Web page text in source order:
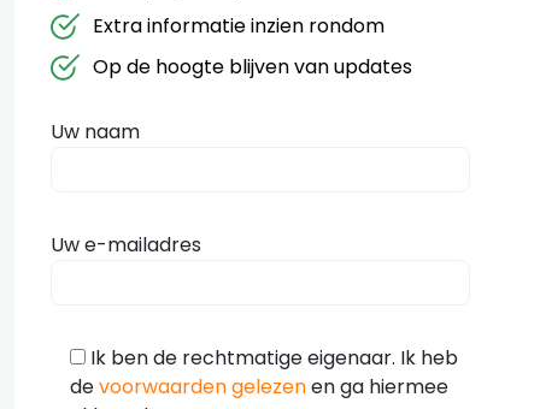
Extra informatie inzien rondom
Op de hoogte blijven van updates
Uw naam
Uw e-mailadres
Ik ben de rechtmatige eigenaar. Ik heb
devoorwaarden gelezenen ga hiermee